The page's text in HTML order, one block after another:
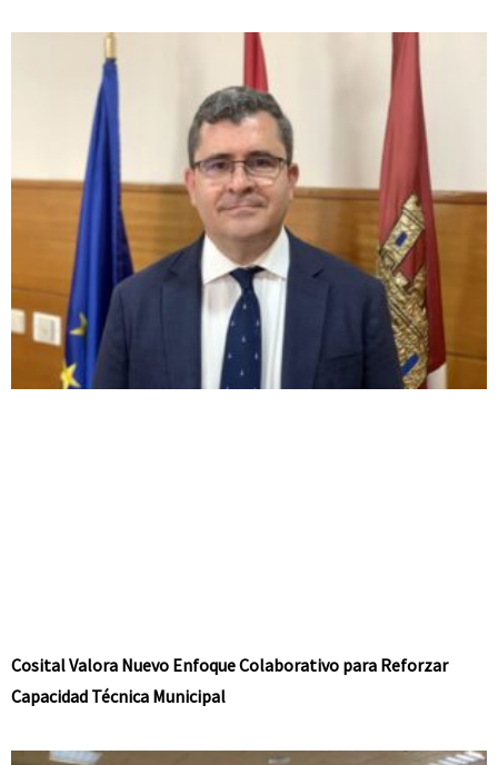
Cosital Valora Nuevo Enfoque Colaborativo para Reforzar
Capacidad Técnica Municipal